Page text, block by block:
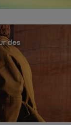
des